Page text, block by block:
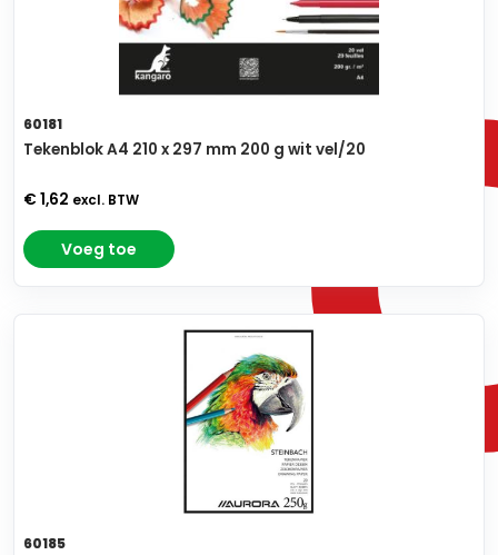
60181
Tekenblok A4 210 x 297 mm 200 g wit vel/20
€ 1,62 excl. BTW
Voeg toe
60185